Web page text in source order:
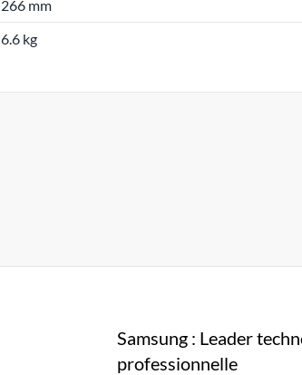
266 mm
6.6 kg
Samsung : Leader
professionnelle